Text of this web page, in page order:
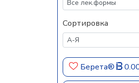
Сортировка
Берета®